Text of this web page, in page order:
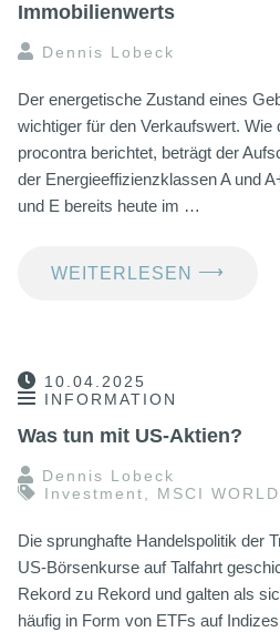
Immobilienwerts
Dennis Lobeck
Der energetische Zustand eines
wichtiger für den Verkaufswert. Wie
procontra berichtet, beträgt der
der Energieeffizienzklassen A und
und E bereits heute im …
WEITERLESEN ⟶
10.04.2025
INFORMATION
Was tun mit US-Aktien?
Dennis Lobeck
Investment
MSCI WORLD
Die sprunghafte Handelspolitik der
US-Börsenkurse auf Talfahrt
Rekord zu Rekord und galten als
häufig in Form von ETFs auf